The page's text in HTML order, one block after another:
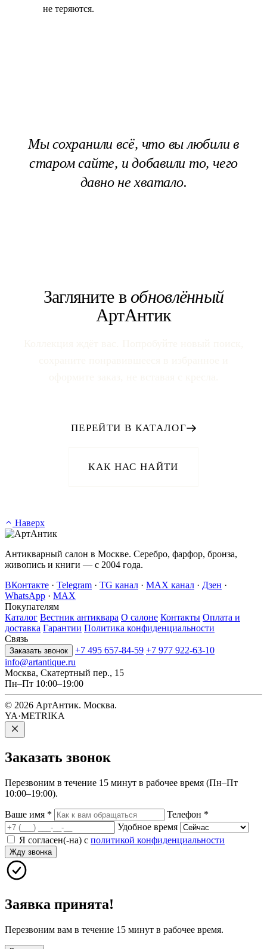
не теряются.
Мы сохранили всё, что вы любили в
старом сайте, и добавили то, чего
давно не хватало.
Загляните в обновлённый
АртАнтик
ПЕРЕЙТИ В КАТАЛОГ
КАК НАС НАЙТИ
Наверх
Антикварный салон в Москве. Серебро, фарфор, бронза,
живопись и книги — с 2004 года.
ВКонтакте · Telegram · TG канал · MAX канал · Дзен ·
WhatsApp · MAX
Покупателям
Каталог Вестник антиквара О салоне Контакты Оплата и
доставка Гарантии Политика конфиденциальности
Связь
Заказать звонок +7 495 657-84-59 +7 977 922-63-10
info@artantique.ru
Москва, Скатертный пер., 15
Пн–Пт 10:00–19:00
© 2026 АртАнтик. Москва.
YA·METRIKA
Заказать звонок
Перезвоним в течение 15 минут в рабочее время (Пн–Пт
10:00–19:00).
Ваше имя * Телефон *
Удобное время
Я согласен(-на) с политикой конфиденциальности
Жду звонка
Заявка принята!
Перезвоним вам в течение 15 минут в рабочее время.